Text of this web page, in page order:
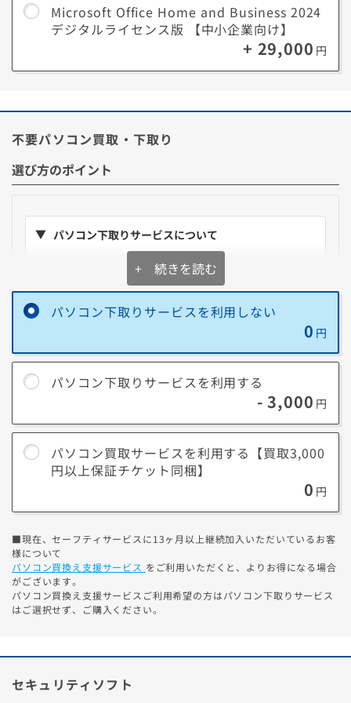
■ Microsoft 365 Personalとは？
月額でいつでもOfficeアプリの最新版が利用できるサブスク型、AI機能
「Copilot」と1TBのクラウドストレージも利用可能。
1ユーザー(アカウント)あたりPCやスマートフォンなど最大5台のデバイ
*利用にはMicrosoftアカウントが必要です。
■ Microsoft Office Home and Business 2024とは？
作業する利用方法におすすめです。
利用期間に制限がないので費用の追加なく長く利用することができま
定です。)
*セットアップ時にインターネット環境が必要です。
**デジタルライセンス版(中小企業向け)は個人の方でも利用可能です。
Microsoft Office Home and Business 2024
デジタルライセンス版 【中小企業向け】
+ 29,000 円
不要パソコン買取・下取り
選び方のポイント
パソコン下取りサービスについて
購入価格から即値引き
購入後に同梱の下取りキットで不要PCを送るだけ。
手軽に処分
送料は当社負担。壊れていても、HDDやSSDが無い状
※ゲーミングPCや5年以内のパソコンなどは構成・状態によっ
があります。パソコン
買取サービスをご検討ください。
パソコン買取サービスについて
購入後に同梱の買取チケットを使って、店頭に持ち込
できるだけ 高額な買取を希望の方にオススメ
「3のつく日」を併用なら、更に買取価格5%アップ！
詳細はこちら
※1.電源が入らないなど正常に動作しないPCは下取りサービスを
ご利用ください。
+ 続きを読む
パソコン下取りサービスを利用しない
0 円
パソコン下取りサービスを利用する
- 3,000 円
パソコン買取サービスを利用する【買取3,000
円以上保証チケット同梱】
0 円
■現在、セーフティサービスに13ヶ月以上継続加入いただいているお客
様について
パソコン買換え支援サービス をご利用いただくと、よりお得になる場合
がございます。
パソコン買換え支援サービスご利用希望の方はパソコン下取りサービス
はご選択せず、ご購入ください。
セキュリティソフト